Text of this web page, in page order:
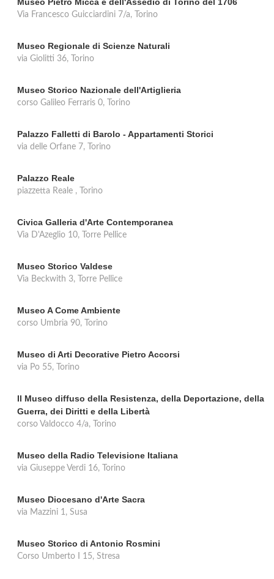
Via Francesco Guicciardini 7/a, Torino
Museo Regionale di Scienze Naturali
via Giolitti 36, Torino
Museo Storico Nazionale dell'Artiglieria
corso Galileo Ferraris 0, Torino
Palazzo Falletti di Barolo - Appartamenti Storici
via delle Orfane 7, Torino
Palazzo Reale
piazzetta Reale , Torino
Civica Galleria d'Arte Contemporanea
Via D'Azeglio 10, Torre Pellice
Museo Storico Valdese
Via Beckwith 3, Torre Pellice
Museo A Come Ambiente
corso Umbria 90, Torino
Museo di Arti Decorative Pietro Accorsi
via Po 55, Torino
Il Museo diffuso della Resistenza, della Deportazione, della
Guerra, dei Diritti e della Libertà
corso Valdocco 4/a, Torino
Museo della Radio Televisione Italiana
via Giuseppe Verdi 16, Torino
Museo Diocesano d'Arte Sacra
via Mazzini 1, Susa
Museo Storico di Antonio Rosmini
Corso Umberto I 15, Stresa